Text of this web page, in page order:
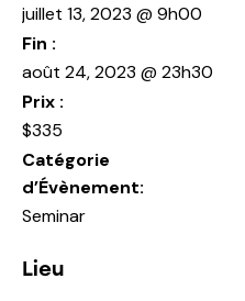
juillet 13, 2023 @ 9h00
Fin :
août 24, 2023 @ 23h30
Prix :
$335
Catégorie
d’Évènement:
Seminar
Lieu